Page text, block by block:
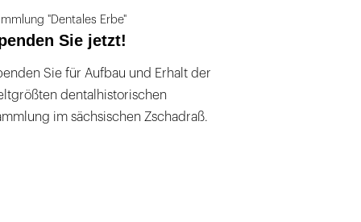
"Dentales Erbe"
Sie jetzt!
Sie für Aufbau und Erhalt der
dentalhistorischen
im sächsischen Zschadraß.